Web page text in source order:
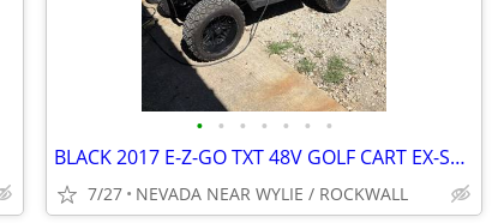
• • • • • • •
BLACK 2017 E-Z-GO TXT 48V GOLF CART EX-SHOW ROOM EDITION LOADED OUT !!
7/27 NEVADA NEAR WYLIE / ROCKWALL